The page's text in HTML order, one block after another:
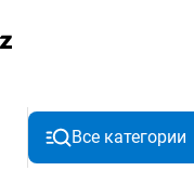
Все категории